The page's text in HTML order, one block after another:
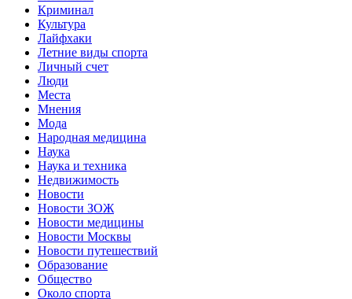
Криминал
Культура
Лайфхаки
Летние виды спорта
Личный счет
Люди
Места
Мнения
Мода
Народная медицина
Наука
Наука и техника
Недвижимость
Новости
Новости ЗОЖ
Новости медицины
Новости Москвы
Новости путешествий
Образование
Общество
Около спорта